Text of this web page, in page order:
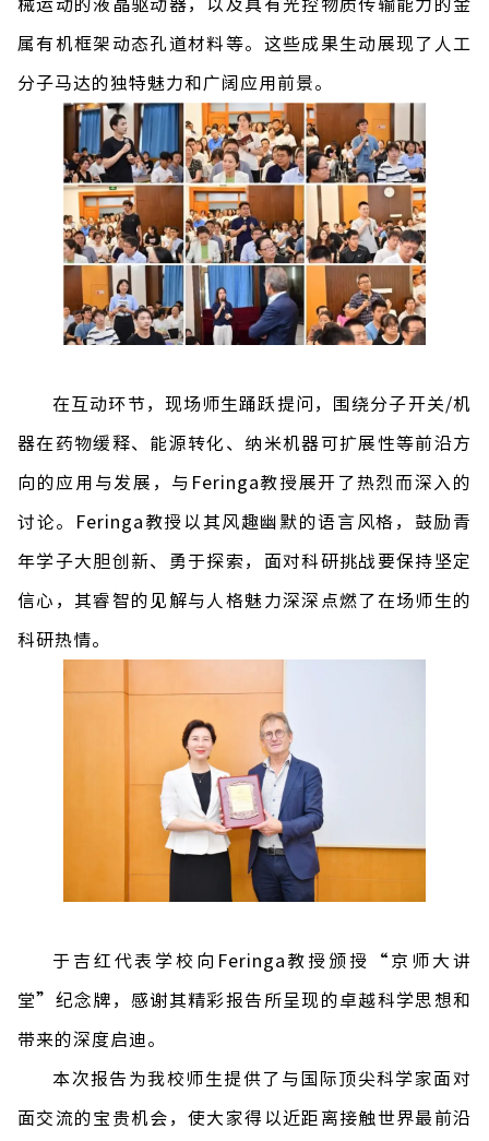
械运动的液晶驱动器，以及具有光控物质传输能力的金
属有机框架动态孔道材料等。这些成果生动展现了人工
分子马达的独特魅力和广阔应用前景。
在互动环节，现场师生踊跃提问，围绕分子开关/机
器在药物缓释、能源转化、纳米机器可扩展性等前沿方
向的应用与发展，与 Feringa教授展开了热烈而深入的
讨论。 Feringa 教授以其风趣幽默的语言风格，鼓励青
年学子大胆创新、勇于探索，面对科研挑战要保持坚定
信心，其睿智的见解与人格魅力深深点燃了在场师生的
科研热情。
于吉红代表学校向 Feringa 教授颁授 “ 京师大讲
堂” 纪念牌，感谢其精彩报告所呈现的卓越科学思想和
带来的深度启迪。
本次报告为我校师生提供了与国际顶尖科学家面对
面交流的宝贵机会，使大家得以近距离接触世界最前沿